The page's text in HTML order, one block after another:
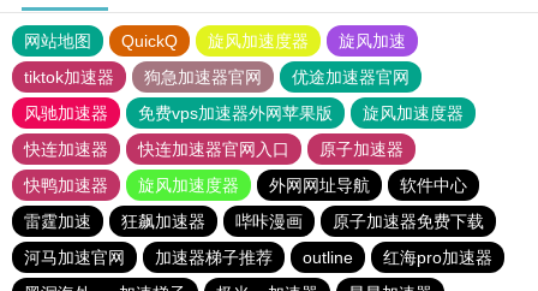
网站地图 QuickQ 旋风加速度器
旋风加速
tiktok加速器
狗急加速器官网
优途加速器官网
风驰加速器
免费vps加速器外网苹果版
旋风加速度器
快连加速器
快连加速器官网入口
原子加速器
快鸭加速器
旋风加速度器 外网网址导航
软件中心
雷霆加速
狂飙加速器 哔咔漫画
原子加速器免费下载
河马加速官网
加速器梯子推荐 outline
红海pro加速器